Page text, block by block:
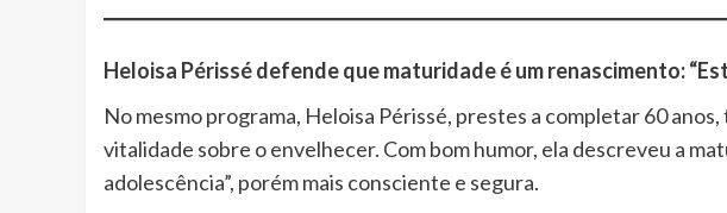
Heloisa Périssé defende que maturidade é um renascimento:
No mesmo programa, Heloisa Périssé, prestes a completar 60
vitalidade sobre o envelhecer. Com bom humor, ela descreveu a
adolescência”, porém mais consciente e segura.